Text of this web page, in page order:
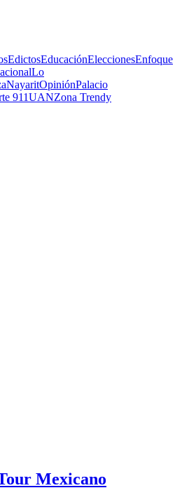
EdictosEducaciónEleccionesEnfoque
Lo
NayaritOpiniónPalacio
911UANZona Trendy
Mexicano